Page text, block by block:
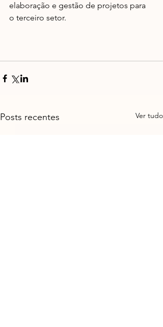
elaboração e gestão de projetos para
o terceiro setor.
Posts recentes Ver tudo